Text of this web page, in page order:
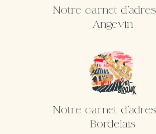
Notre carnet
Angevin
Notre carnet
Bordelais